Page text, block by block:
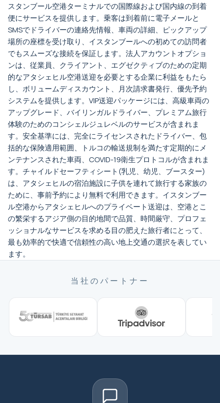
スタンブール空港ターミナルでの国際線および国内線の到着
便にサービスを提供します。乗客は到着前に電子メールと
SMSでドライバーの連絡先情報、車両の詳細、ピックアップ
場所の座標を受け取り、イスタンブールへの初めての訪問者
でもスムーズな接続を保証します。法人アカウントオプショ
ンは、従業員、クライアント、エグゼクティブのための定期
的なアタシェヒル空港送迎を必要とする企業に利益をもたら
し、ボリュームディスカウント、月次請求書発行、優先予約
システムを提供します。VIP送迎パッケージには、高級車両の
アップグレード、バイリンガルドライバー、プレミアム旅行
体験のためのコンシェルジュレベルのサービスが含まれま
す。安全基準には、完全にライセンスされたドライバー、包
括的な保険適用範囲、トルコの輸送規制を満たす定期的にメ
ンテナンスされた車両、COVID-19衛生プロトコルが含まれま
す。チャイルドセーフティシート(乳児、幼児、ブースター)
は、アタシェヒルの宿泊施設に子供を連れて旅行する家族の
ために、事前予約により無料で利用できます。イスタンブー
ル空港からアタシェヒルへのプライベート送迎は、空港とこ
の繁栄するアジア側の目的地間で品質、時間厳守、プロフェ
ッショナルなサービスを求める目の肥えた旅行者にとって、
最も効率的で快適で信頼性の高い地上交通の選択を表してい
ます。
当社のパートナー